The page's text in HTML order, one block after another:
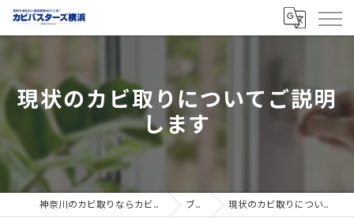
現状のカビ取りについてご説明
します
神奈川のカビ取りならカビバスターズ横浜 ブログ 現状のカビ取りについてご説明します